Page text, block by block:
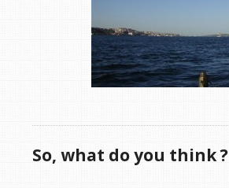
So, what do you think ?